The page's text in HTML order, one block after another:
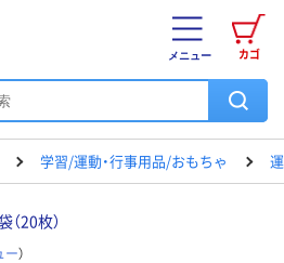
カゴ
メニュー
学習/運動・行事用品/おもちゃ
20枚）
ー）